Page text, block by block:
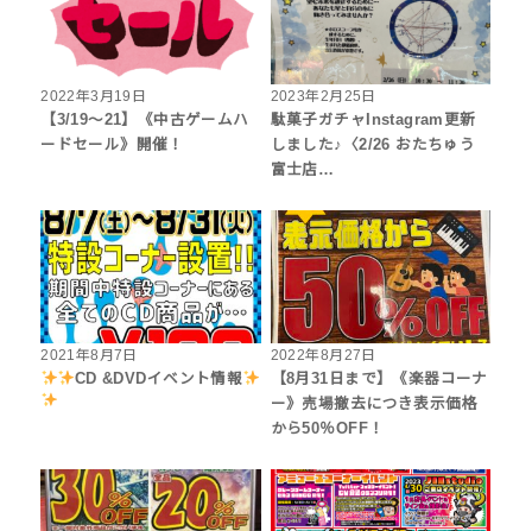
2022年3月19日
【3/19～21】《中古ゲームハ
ードセール》開催！
2023年2月25日
駄菓子ガチャInstagram更新
しました♪〈2/26 おたちゅう
富士店…
2021年8月7日
CD &DVDイベント情報
2022年8月27日
【8月31日まで】《楽器コーナ
ー》売場撤去につき表示価格
から50％OFF！